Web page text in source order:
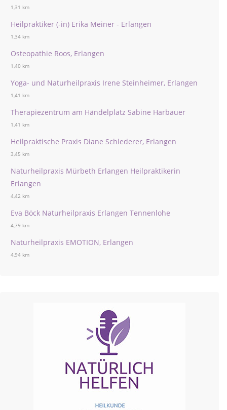
1,31 km
Heilpraktiker (-in) Erika Meiner - Erlangen
1,34 km
Osteopathie Roos, Erlangen
1,40 km
Yoga- und Naturheilpraxis Irene Steinheimer, Erlangen
1,41 km
Therapiezentrum am Händelplatz Sabine Harbauer
1,41 km
Heilpraktische Praxis Diane Schlederer, Erlangen
3,45 km
Naturheilpraxis Mürbeth Erlangen Heilpraktikerin
Erlangen
4,42 km
Eva Böck Naturheilpraxis Erlangen Tennenlohe
4,79 km
Naturheilpraxis EMOTION, Erlangen
4,94 km